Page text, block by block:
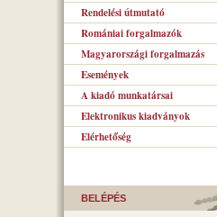
Rendelési útmutató
Romániai forgalmazók
Magyarországi forgalmazás
Események
A kiadó munkatársai
Elektronikus kiadványok
Elérhetőség
BELÉPÉS